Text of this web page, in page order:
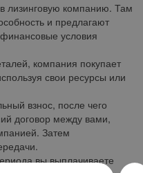
лизинговую компанию. Там
и предлагают
условия
компания покупает
свои ресурсы или
взнос, после чего
договор между вами,
Затем
вы выплачиваете